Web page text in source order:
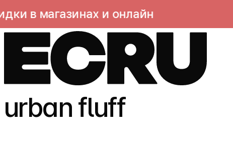
магазинах и онлайн
urban fluff